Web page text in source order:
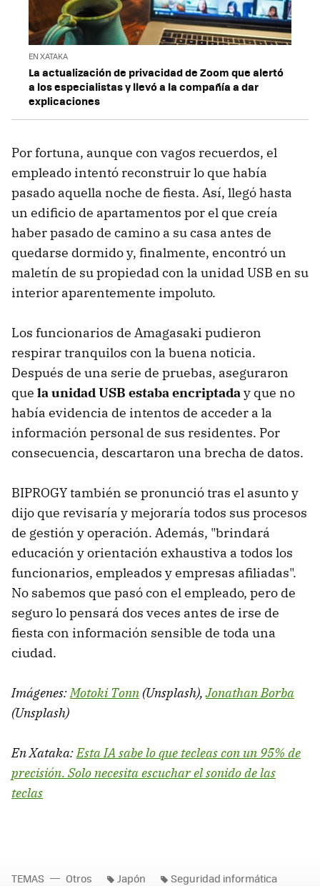
EN XATAKA
La actualización de privacidad de Zoom que alertó
a los especialistas y llevó a la compañía a dar
explicaciones
Por fortuna, aunque con vagos recuerdos, el
empleado intentó reconstruir lo que había
pasado aquella noche de fiesta. Así, llegó hasta
un edificio de apartamentos por el que creía
haber pasado de camino a su casa antes de
quedarse dormido y, finalmente, encontró un
maletín de su propiedad con la unidad USB en su
interior aparentemente impoluto.
Los funcionarios de Amagasaki pudieron
respirar tranquilos con la buena noticia.
Después de una serie de pruebas, aseguraron
que la unidad USB estaba encriptaday que no
había evidencia de intentos de acceder a la
información personal de sus residentes. Por
consecuencia, descartaron una brecha de datos.
BIPROGY también se pronunció tras el asunto y
dijo que revisaría y mejoraría todos sus procesos
de gestión y operación. Además, "brindará
educación y orientación exhaustiva a todos los
funcionarios, empleados y empresas afiliadas".
No sabemos que pasó con el empleado, pero de
seguro lo pensará dos veces antes de irse de
fiesta con información sensible de toda una
ciudad.
Imágenes:Motoki Tonn (Unsplash),Jonathan Borba
(Unsplash)
En Xataka:Esta IA sabe lo que tecleas con un 95% de
precisión. Solo necesita escuchar el sonido de las
teclas
TEMAS Otros Japón Seguridad informática